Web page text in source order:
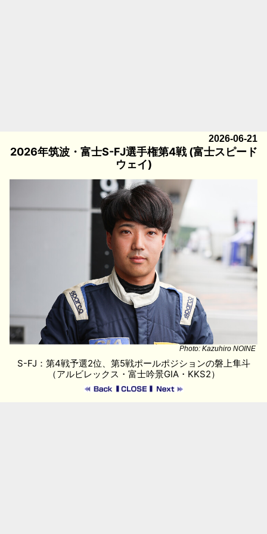
2026-06-21
2026年筑波・富士S-FJ選手権第4戦 (富士スピード
ウェイ)
Photo: Kazuhiro NOINE
S-FJ：第4戦予選2位、第5戦ポールポジションの磐上隼斗
（アルビレックス・富士吟景GIA・KKS2）